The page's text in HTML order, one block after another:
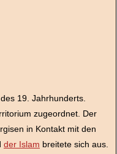
19. Jahrhunderts.
zugeordnet. Der
in Kontakt mit den
der Islam breitete sich aus.